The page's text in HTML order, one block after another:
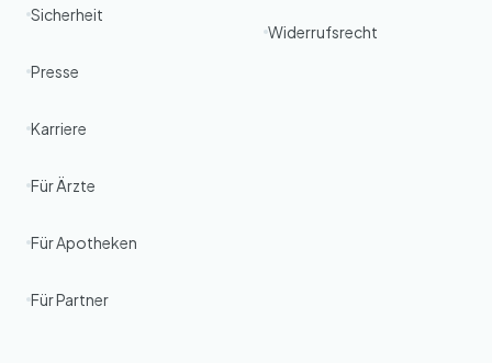
Sicherheit
Presse
Karriere
Für Ärzte
Für Apotheken
Für Partner
Widerrufsrecht